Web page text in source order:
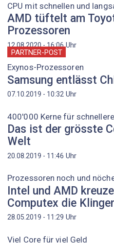
CPU mit schnellen und
AMD tüftelt am
Prozessoren
12.08.2020 - 16:06Uhr
PARTNER-POST
Exynos-Prozessoren
Samsung entlässt
07.10.2019 - 10:32 Uhr
400'000 Kerne für
Das ist der grösste
Welt
20.08.2019 - 11:46 Uhr
Prozessoren noch und
Intel und AMD
Computex die
28.05.2019 - 11:29 Uhr
Viel Core für viel Geld